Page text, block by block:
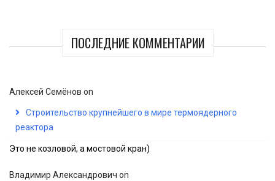
ПОСЛЕДНИЕ КОММЕНТАРИИ
Алексей Семёнов on
Строительство крупнейшего в мире термоядерного
реактора
Это не козловой, а мостовой кран)
Владимир Александрович on